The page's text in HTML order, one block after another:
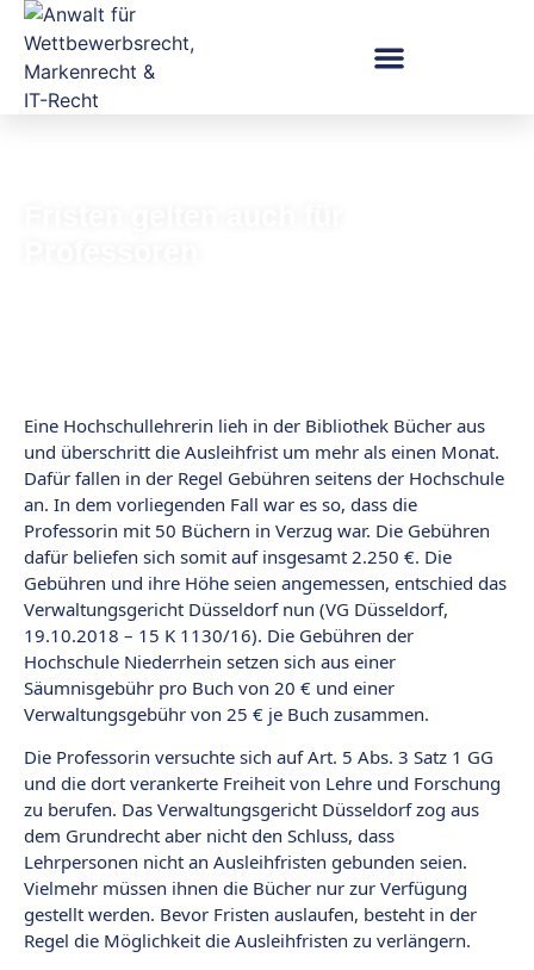
Eine Hochschullehrerin lieh in der Bibliothek Bücher aus
und überschritt die Ausleihfrist um mehr als einen Monat.
Dafür fallen in der Regel Gebühren seitens der Hochschule
an. In dem vorliegenden Fall war es so, dass die
Professorin mit 50 Büchern in Verzug war. Die Gebühren
dafür beliefen sich somit auf insgesamt 2.250 €. Die
Gebühren und ihre Höhe seien angemessen, entschied das
Verwaltungsgericht Düsseldorf nun (VG Düsseldorf,
19.10.2018 – 15 K 1130/16). Die Gebühren der
Hochschule Niederrhein setzen sich aus einer
Säumnisgebühr pro Buch von 20 € und einer
Verwaltungsgebühr von 25 € je Buch zusammen.
Die Professorin versuchte sich auf Art. 5 Abs. 3 Satz 1 GG
und die dort verankerte Freiheit von Lehre und Forschung
zu berufen. Das Verwaltungsgericht Düsseldorf zog aus
dem Grundrecht aber nicht den Schluss, dass
Lehrpersonen nicht an Ausleihfristen gebunden seien.
Vielmehr müssen ihnen die Bücher nur zur Verfügung
gestellt werden. Bevor Fristen auslaufen, besteht in der
Regel die Möglichkeit die Ausleihfristen zu verlängern.